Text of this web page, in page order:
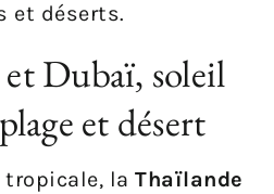
et déserts.
Dubaï, soleil
et désert
tropicale, la Thaïlande